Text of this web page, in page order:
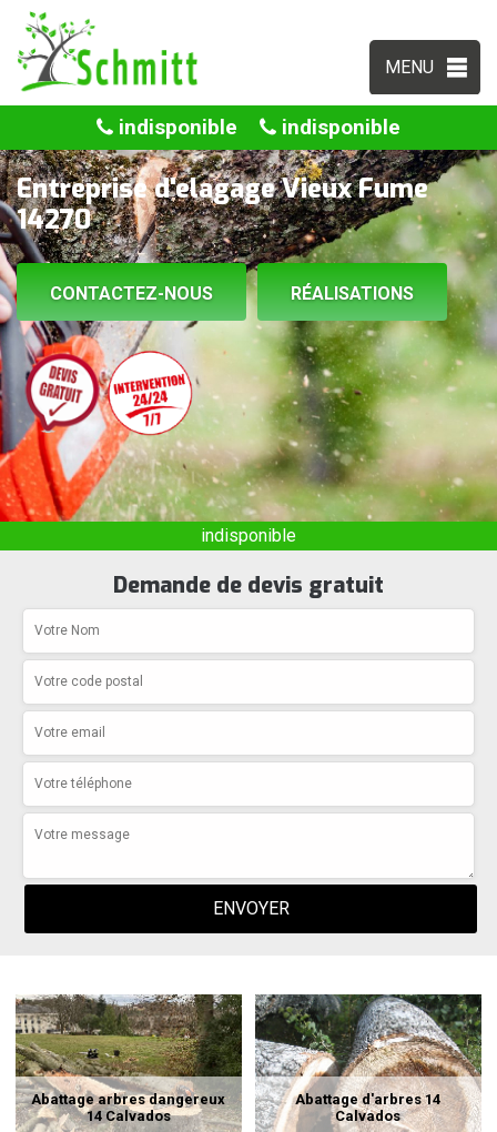
MENU
indisponible indisponible
Entreprise d'elagage Vieux Fume
14270
CONTACTEZ-NOUS RÉALISATIONS
indisponible
Demande de devis gratuit
Abattage arbres dangereux
14 Calvados
Abattage d'arbres 14
Calvados